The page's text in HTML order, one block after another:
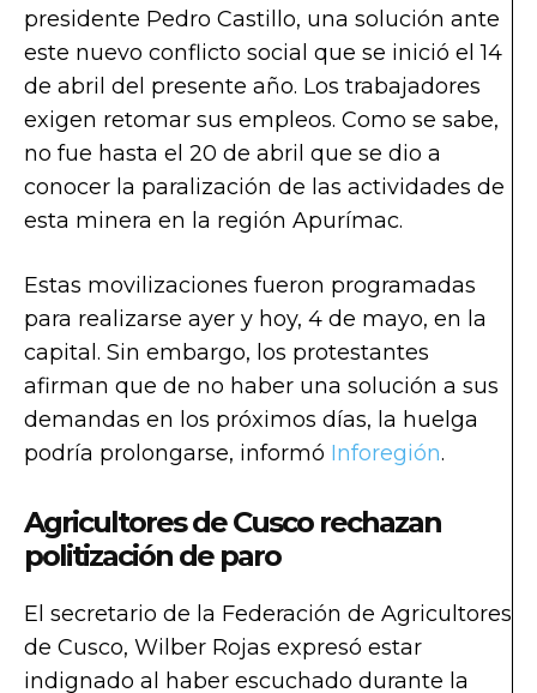
presidente Pedro Castillo, una solución ante
este nuevo conflicto social que se inició el 14
de abril del presente año. Los trabajadores
exigen retomar sus empleos. Como se sabe,
no fue hasta el 20 de abril que se dio a
conocer la paralización de las actividades de
esta minera en la región Apurímac.
Estas movilizaciones fueron programadas
para realizarse ayer y hoy, 4 de mayo, en la
capital. Sin embargo, los protestantes
afirman que de no haber una solución a sus
demandas en los próximos días, la huelga
podría prolongarse, informó Inforegión.
Agricultores de Cusco rechazan
politización de paro
El secretario de la Federación de Agricultores
de Cusco, Wilber Rojas expresó estar
indignado al haber escuchado durante la